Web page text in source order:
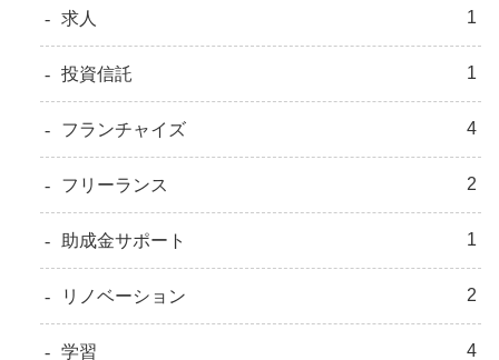
求人 1
投資信託 1
フランチャイズ 4
フリーランス 2
助成金サポート 1
リノベーション 2
学習 4